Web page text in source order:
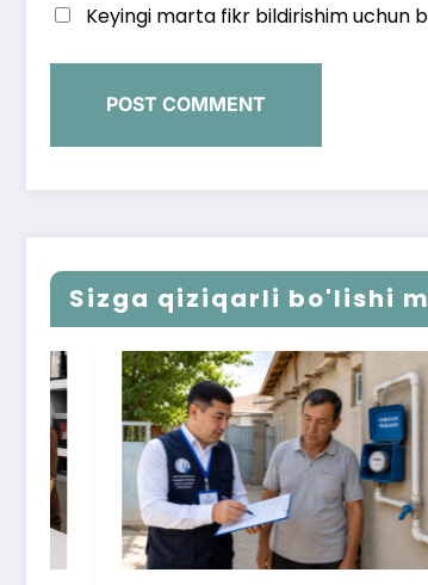
Keyingi marta fikr bildirishim uchun
Sizga qiziqarli bo'lishi